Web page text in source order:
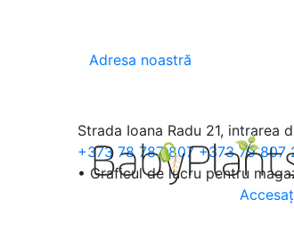
Adresa noastră
Strada Ioana Radu 21, intrarea
+373 78 787 807+373 79 807
• Graficul de lucru pentru